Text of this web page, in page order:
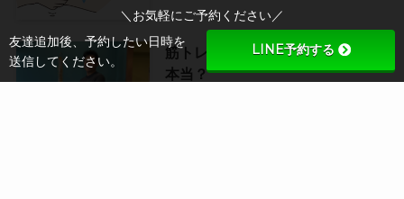
筋トレとプロティン？最強説？
本当？
＼お気軽にご予約ください／
友達追加後、予約したい日時を
送信してください。
LINE予約する